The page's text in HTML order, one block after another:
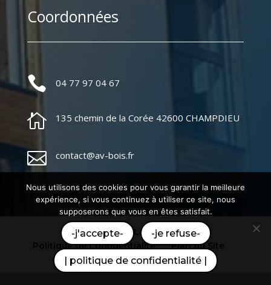
Coordonnées
 04 77 97 04 67
 135 chemin de la Corée 42600 CHAMPDIEU
 contact@av-bois.fr
Mentions Légales
Politique de Confidentialité
Plan du Site
Création Site Internet | WEBILIKO |
Nous utilisons des cookies pour vous garantir la meilleure
expérience, si vous continuez à utiliser ce site, nous
supposerons que vous en êtes satisfait.
-j'accepte- -je refuse-
| politique de confidentialité |